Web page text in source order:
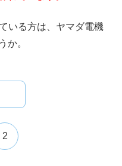
いる方は、ヤマダ電機
か。
2